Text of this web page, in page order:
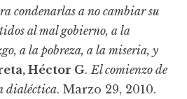
condenarlas a no cambiar su
al mal gobierno, a la
a la pobreza, a la miseria, y
Héctor G.El comienzo de
dialéctica. Marzo 29, 2010.